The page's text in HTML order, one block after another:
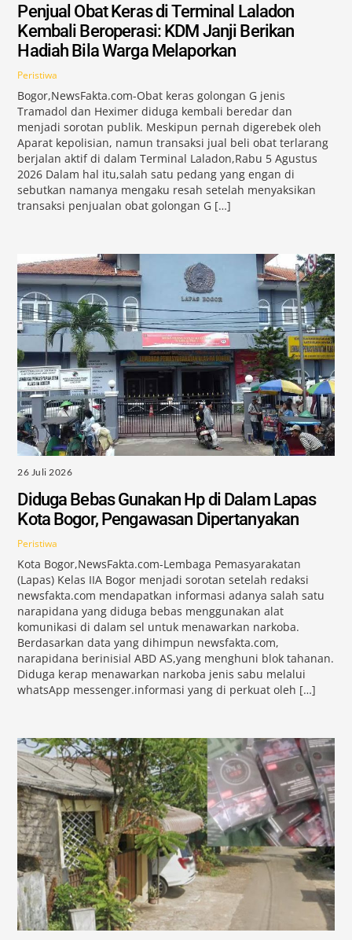
Penjual Obat Keras di Terminal Laladon
Kembali Beroperasi: KDM Janji Berikan
Hadiah Bila Warga Melaporkan
Peristiwa
Bogor,NewsFakta.com-Obat keras golongan G jenis
Tramadol dan Heximer diduga kembali beredar dan
menjadi sorotan publik. Meskipun pernah digerebek oleh
Aparat kepolisian, namun transaksi jual beli obat terlarang
berjalan aktif di dalam Terminal Laladon,Rabu 5 Agustus
2026 Dalam hal itu,salah satu pedang yang engan di
sebutkan namanya mengaku resah setelah menyaksikan
transaksi penjualan obat golongan G […]
26 Juli 2026
Diduga Bebas Gunakan Hp di Dalam Lapas
Kota Bogor, Pengawasan Dipertanyakan
Peristiwa
Kota Bogor,NewsFakta.com-Lembaga Pemasyarakatan
(Lapas) Kelas IIA Bogor menjadi sorotan setelah redaksi
newsfakta.com mendapatkan informasi adanya salah satu
narapidana yang diduga bebas menggunakan alat
komunikasi di dalam sel untuk menawarkan narkoba.
Berdasarkan data yang dihimpun newsfakta.com,
narapidana berinisial ABD AS,yang menghuni blok tahanan.
Diduga kerap menawarkan narkoba jenis sabu melalui
whatsApp messenger.informasi yang di perkuat oleh […]